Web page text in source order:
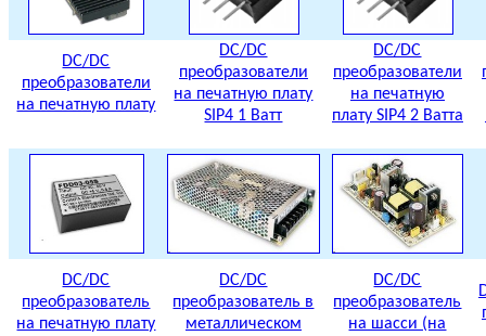
DC/DC
преобразователи
на печатную плату
DC/DC
преобразователи
на печатную плату
SIP4 1 Ватт
DC/DC
преобразователи
на печатную
плату SIP4 2 Ватта
DC/DC
преобразователь
на печатную плату
DC/DC
преобразователь в
металлическом
DC/DC
преобразователь
на шасси (на